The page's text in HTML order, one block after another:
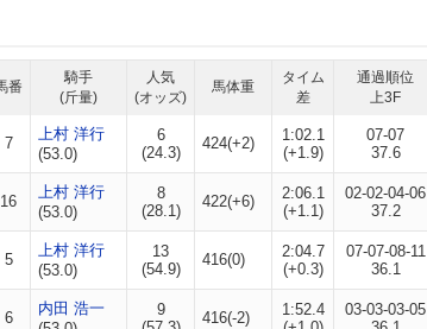
番
騎手
(斤量)
人気
(オッズ)
馬体重
タイム
差
通過順位
上3F
7
上村 洋行
(53.0)
6
(24.3)
424(+2)
1:02.1
(+1.9)
07-07
37.6
16
上村 洋行
(53.0)
8
(28.1)
422(+6)
2:06.1
(+1.1)
02-02-04-06
37.2
5
上村 洋行
(53.0)
13
(54.9)
416(0)
2:04.7
(+0.3)
07-07-08-11
36.1
6
内田 浩一
9
416(-2)
1:52.4
03-03-03-05